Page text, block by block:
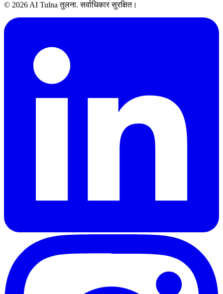
© 2026 AI Tulna तुलना. सर्वाधिकार सुरक्षित।